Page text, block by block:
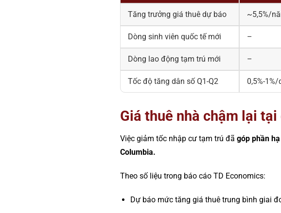
Tăng trưởng giá thuê dự báo ~5,5%/
Dòng sinh viên quốc tế mới –
Dòng lao động tạm trú mới –
Tốc độ tăng dân số Q1-Q2 0,5%-
Giá thuê nhà chậm lại
Việc giảm tốc nhập cư tạm trú đã góp phần
Columbia.
Theo số liệu trong báo cáo TD Economics:
Dự báo mức tăng giá thuê trung bình giai